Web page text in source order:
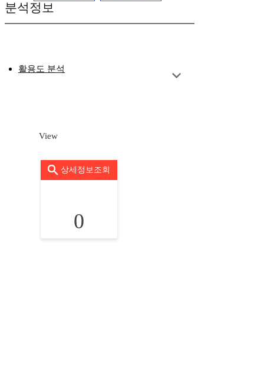
분석정보
활용도 분석
View
상세정보조회
0